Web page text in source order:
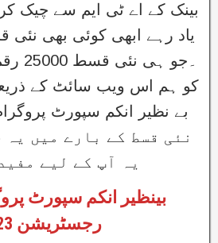
بینک کے اے ٹی ایم سے چیک
یاد رہے ابھی کوئی بھی
۔جو
کو ہم اس ویب سائٹ کے
نئی قسط کے بارے میں
یہ آپ کے لیے
بینظیر انکم سپورٹ
رجسٹریشن 2023